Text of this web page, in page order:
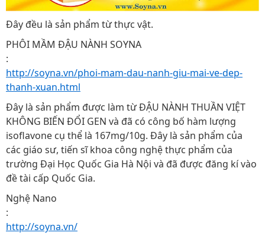
Đây đều là sản phẩm từ thực vật.
PHÔI MẦM ĐẬU NÀNH SOYNA
:
http://soyna.vn/phoi-mam-dau-nanh-giu-mai-ve-dep-
thanh-xuan.html
Đây là sản phẩm được làm từ ĐẬU NÀNH THUẦN VIỆT
KHÔNG BIẾN ĐỔI GEN và đã có công bố hàm lượng
isoflavone cụ thể là 167mg/10g. Đây là sản phẩm của
các giáo sư, tiến sĩ khoa công nghệ thực phẩm của
trường Đại Học Quốc Gia Hà Nội và đã được đăng kí vào
đề tài cấp Quốc Gia.
Nghệ Nano
:
http://soyna.vn/